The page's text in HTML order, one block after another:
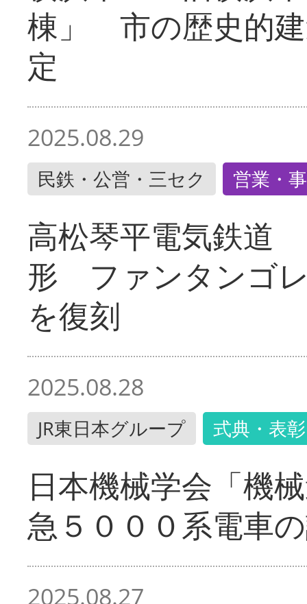
棟」 市の歴史的
定
2025.08.29
民鉄・公営・三セク 営業・
高松琴平電気鉄道
形 ファンタンゴ
を復刻
2025.08.28
JR東日本グループ 式典・表彰
日本機械学会「機
急５０００系電車
2025.08.27